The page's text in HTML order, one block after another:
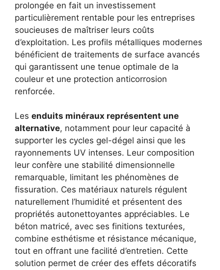
prolongée en fait un investissement
particulièrement rentable pour les entreprises
soucieuses de maîtriser leurs coûts
d’exploitation. Les profils métalliques modernes
bénéficient de traitements de surface avancés
qui garantissent une tenue optimale de la
couleur et une protection anticorrosion
renforcée.
Les enduits minéraux représentent une
alternative, notamment pour leur capacité à
supporter les cycles gel-dégel ainsi que les
rayonnements UV intenses. Leur composition
leur confère une stabilité dimensionnelle
remarquable, limitant les phénomènes de
fissuration. Ces matériaux naturels régulent
naturellement l’humidité et présentent des
propriétés autonettoyantes appréciables. Le
béton matricé, avec ses finitions texturées,
combine esthétisme et résistance mécanique,
tout en offrant une facilité d’entretien. Cette
solution permet de créer des effets décoratifs